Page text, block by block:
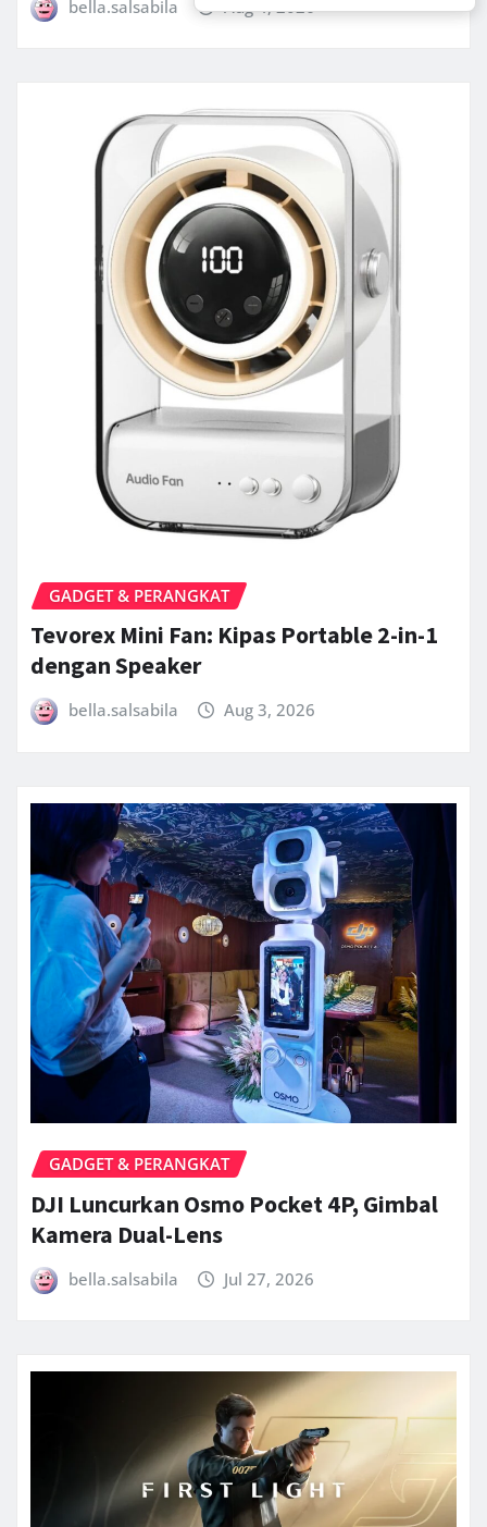
bella.salsabila Aug 4, 2026
GADGET & PERANGKAT
Tevorex Mini Fan: Kipas Portable 2-in-1
dengan Speaker
bella.salsabila Aug 3, 2026
GADGET & PERANGKAT
DJI Luncurkan Osmo Pocket 4P, Gimbal
Kamera Dual-Lens
bella.salsabila Jul 27, 2026